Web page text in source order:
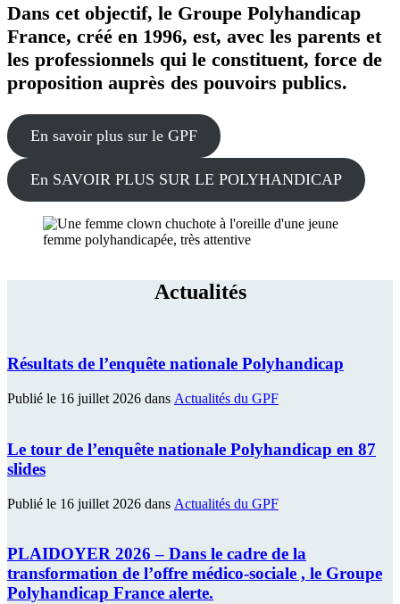
Dans cet objectif, le Groupe Polyhandicap
France, créé en 1996, est, avec les parents et
les professionnels qui le constituent, force de
proposition auprès des pouvoirs publics.
En savoir plus sur le GPF
En SAVOIR PLUS SUR LE POLYHANDICAP
Actualités
Résultats de l’enquête nationale Polyhandicap
Publié le 16 juillet 2026 dans Actualités du GPF
Le tour de l’enquête nationale Polyhandicap en 87
slides
Publié le 16 juillet 2026 dans Actualités du GPF
PLAIDOYER 2026 – Dans le cadre de la
transformation de l’offre médico-sociale , le Groupe
Polyhandicap France alerte.